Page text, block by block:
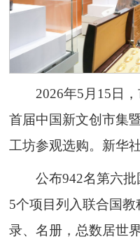
2026年5月15日
首届中国新文创市集
工坊参观选购。新华
公布942名第六
5个项目列入联合国
录、名册，总数居世